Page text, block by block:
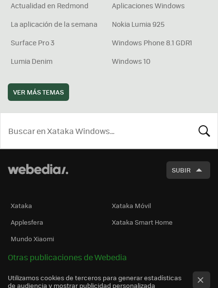
Actualidad en Redmond
Aplicaciones Windows
La aplicación de la semana
Nokia Lumia 925
Surface Pro 3
Windows Phone 8.1 GDR1
Lumia Denim
Windows 10
VER MÁS TEMAS
SUBIR
Xataka
Xataka Móvil
Applesfera
Xataka Smart Home
Mundo Xiaomi
Otras publicaciones de Webedia
Utilizamos cookies de terceros para generar estadísticas
de audiencia y mostrar publicidad personalizada